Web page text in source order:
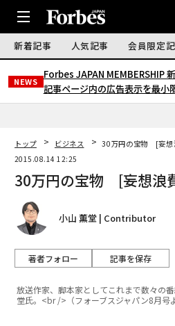
新着記事 人気記事 会員限定
NEWS
Forbes JAPAN MEMBERSHIP
記事ページ内の広告表示を最小
トップ ビジネス
30万円の宝物 [妄
2015.08.14 12:25
30万円の宝物 [妄想浪
小山 薫堂 | Contributor
著者フォロー 記事を保存
放送作家、脚本家としてこれまで数々の
堂氏。<br />（フォーブスジャパン8月号